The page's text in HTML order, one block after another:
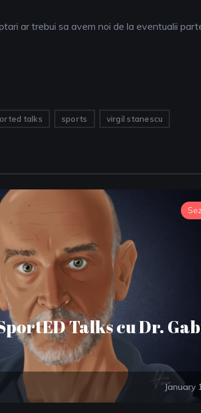
ar trebui sa avem noi de la eventualii
talks sports virgil stanescu
Talks cu Dr.
January